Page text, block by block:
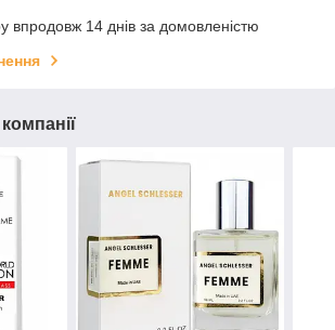
впродовж 14 днів за домовленістю